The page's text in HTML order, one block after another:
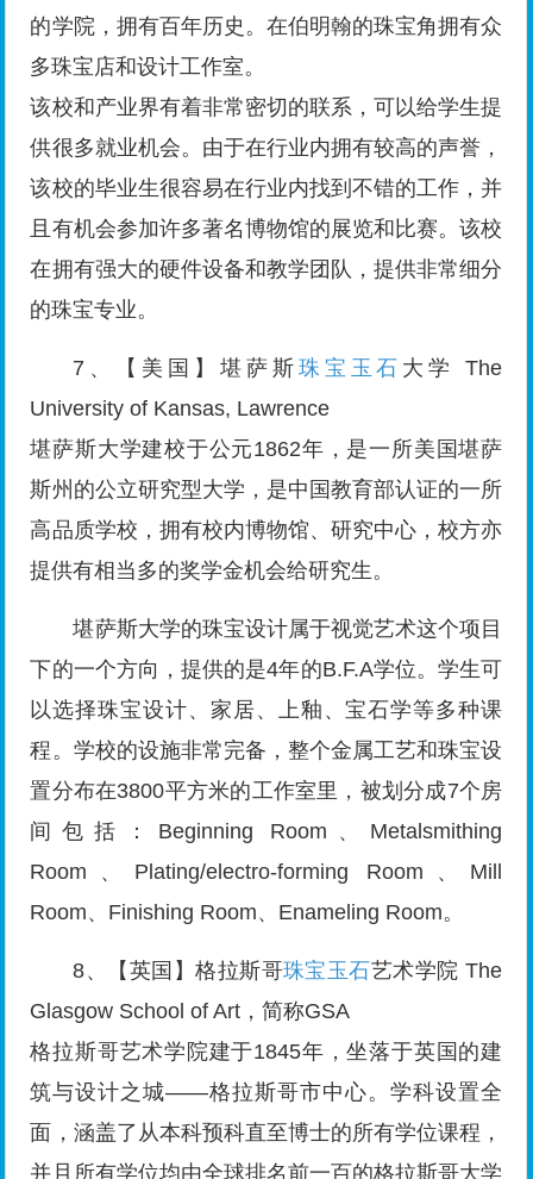
的学院，拥有百年历史。在伯明翰的珠宝角拥有众
多珠宝店和设计工作室。
该校和产业界有着非常密切的联系，可以给学生提
供很多就业机会。由于在行业内拥有较高的声誉，
该校的毕业生很容易在行业内找到不错的工作，并
且有机会参加许多著名博物馆的展览和比赛。该校
在拥有强大的硬件设备和教学团队，提供非常细分
的珠宝专业。
7、【美国】堪萨斯 珠宝玉石 大学 The
University of Kansas, Lawrence
堪萨斯大学建校于公元1862年，是一所美国堪萨
斯州的公立研究型大学，是中国教育部认证的一所
高品质学校，拥有校内博物馆、研究中心，校方亦
提供有相当多的奖学金机会给研究生。
堪萨斯大学的珠宝设计属于视觉艺术这个项目
下的一个方向，提供的是4年的B.F.A学位。学生可
以选择珠宝设计、家居、上釉、宝石学等多种课
程。学校的设施非常完备，整个金属工艺和珠宝设
置分布在3800平方米的工作室里，被划分成7个房
间包括：Beginning Room、Metalsmithing
Room、Plating/electro-forming Room、Mill
Room、Finishing Room、Enameling Room。
8、【英国】格拉斯哥珠宝玉石艺术学院 The
Glasgow School of Art，简称GSA
格拉斯哥艺术学院建于1845年，坐落于英国的建
筑与设计之城——格拉斯哥市中心。学科设置全
面，涵盖了从本科预科直至博士的所有学位课程，
并且所有学位均由全球排名前一百的格拉斯哥大学